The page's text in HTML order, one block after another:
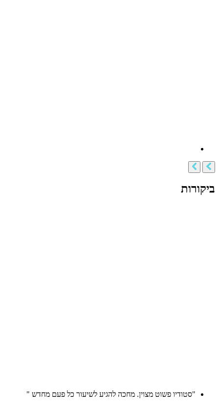
ביקורות
"סטודיו פשוט מצוין. מחכה להגיע לשיעור כל פעם מחדש "